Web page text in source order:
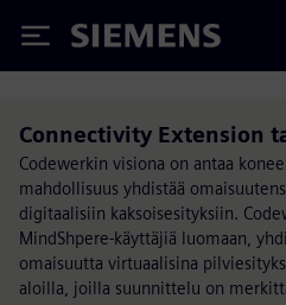
Siemens
Connectivity Extension
Codewerkin visiona on antaa
mahdollisuus yhdistää
digitaalisiin kaksoisesityksiin.
MindShpere-käyttäjiä luomaan,
omaisuutta virtuaalisina
aloilla, joilla suunnittelu on